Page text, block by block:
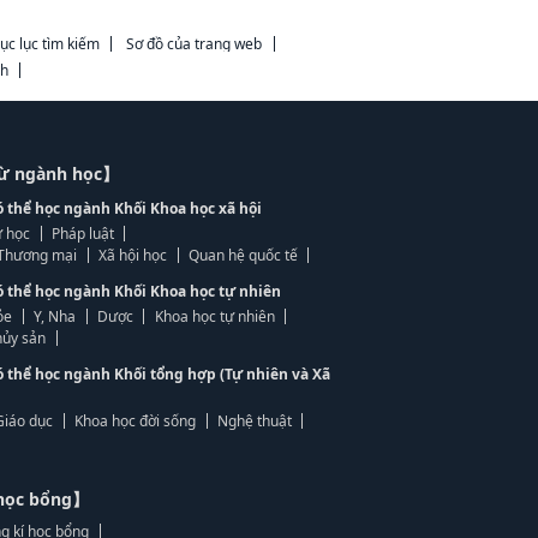
lục tìm kiếm
Sơ đồ của trang web
học】
học ngành Khối Khoa học xã hội
học
Pháp luật
mại
Xã hội học
Quan hệ quốc tế
thể học ngành Khối Khoa học tự nhiên
Y, Nha Dược
Khoa học tự nhiên
sản
thể học ngành Khối tổng hợp (Tự nhiên và Xã
dục Khoa học đời sống Nghệ thuật
bổng】
kí học bổng